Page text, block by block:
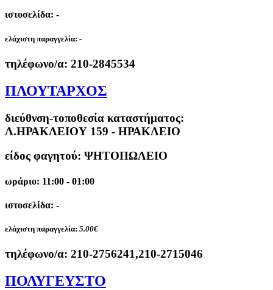
ιστοσελίδα: -
ελάχιστη παραγγελία: -
τηλέφωνο/α: 210-2845534
ΠΛΟΥΤΑΡΧΟΣ
διεύθνση-τοποθεσία καταστήματος:
Λ.ΗΡΑΚΛΕΙΟΥ 159 - ΗΡΑΚΛΕΙΟ
είδος φαγητού: ΨΗΤΟΠΩΛΕΙΟ
ωράριο: 11:00 - 01:00
ιστοσελίδα: -
ελάχιστη παραγγελία: 5.00€
τηλέφωνο/α: 210-2756241,210-2715046
ΠΟΛΥΓΕΥΣΤΟ